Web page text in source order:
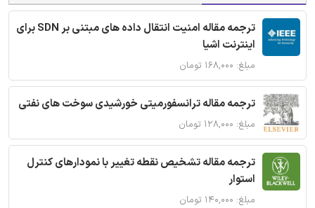
ترجمه مقاله امنیت انتقال داده های مبتنی بر SDN برای
اینترنت اشیا
مبلغ: ۱۶۸,۰۰۰ تومان
ترجمه مقاله ترانسفورمیتی خورشیدی سوخت های نفتی
مبلغ: ۱۲۸,۰۰۰ تومان
ترجمه مقاله تشخیص نقطه تغییر با نمودارهای کنترل
استوار
مبلغ: ۱۴۰,۰۰۰ تومان